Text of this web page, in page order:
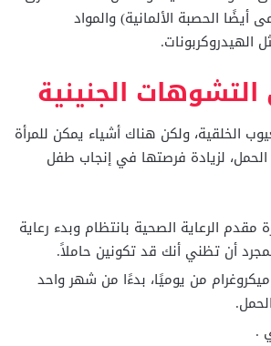
أيضًا الحصبة الألمانية) والمواد
الهيدروكربونات.
الجنينية
الخلقية، ولكن هناك أشياء يمكن للمرأة
الحمل، لزيادة فرصتها في إنجاب طفل
مقدم الرعاية الصحية بانتظام وبدء رعاية
أن تظني أنك قد تكونين حاملاً.
احصل على 400 ميكروغرام من يوميًا، بدءًا من شهر واحد
.